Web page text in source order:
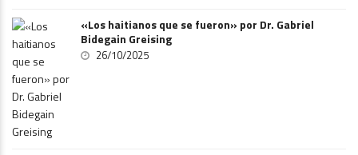
«Los haitianos que se fueron» por Dr. Gabriel
Bidegain Greising
26/10/2025